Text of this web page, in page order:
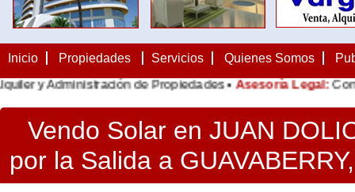
Inicio Propiedades Servicios Quienes Somos
Administración de Propiedades •Asesoría Legal:Contratos,
Vendo Solar en JUAN
por la Salida a